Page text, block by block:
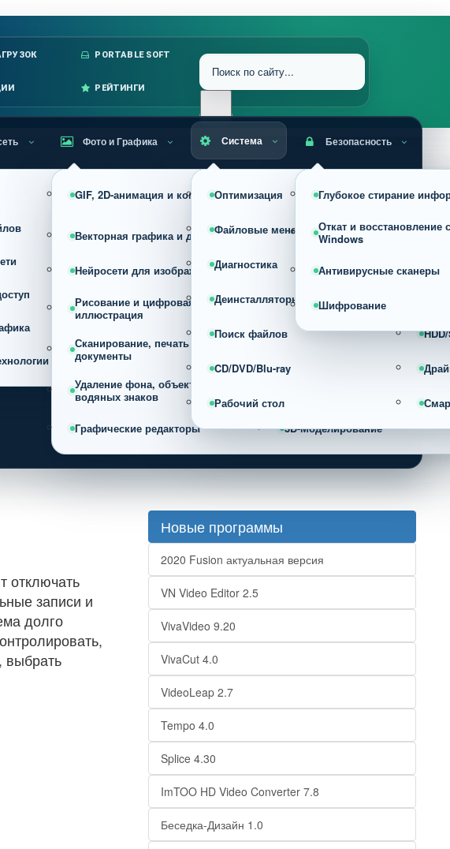
PORTABLE SOFT
РЕЙТИНГИ
Фото и Графика
GIF, 2D-анимация и комиксы
RAW, HDR и профессиональная
обработка фото
Векторная графика и дизайн Конвертеры изображений
Нейросети для изображений Просмотрщики
Рисование и цифровая
иллюстрация
Сжатие, оптимизация и
размера изображений
Сканирование, печать и фото на
документы
Удаление фона, объектов и
водяных знаков
Графические редакторы 3D-Моделирование
Система
Оптимизация
Файловые менеджеры
Диагностика
Деинсталляторы
Поиск файлов
CD/DVD/Blu-ray
Рабочий стол
Безопасность
Глубокое стирание
Откат и восстановление
Windows
Антивирусные сканеры
Шифрование
отключать
записи и
долго
выбрать
Новые программы
2020 Fusion актуальная версия
VN Video Editor 2.5
VivaVideo 9.20
VivaCut 4.0
VideoLeap 2.7
Tempo 4.0
Splice 4.30
ImTOO HD Video Converter 7.8
Беседка-Дизайн 1.0